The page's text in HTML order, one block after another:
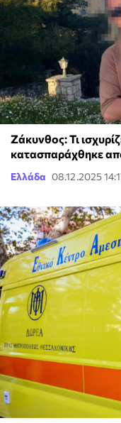
Ζάκυνθος: Τι
κατασπαράχθηκε
Ελλάδα 08.12.2025